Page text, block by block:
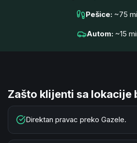
Pešice:~75
Autom:~15
Zašto klijenti sa lokacije
Direktan pravac preko Gazele.